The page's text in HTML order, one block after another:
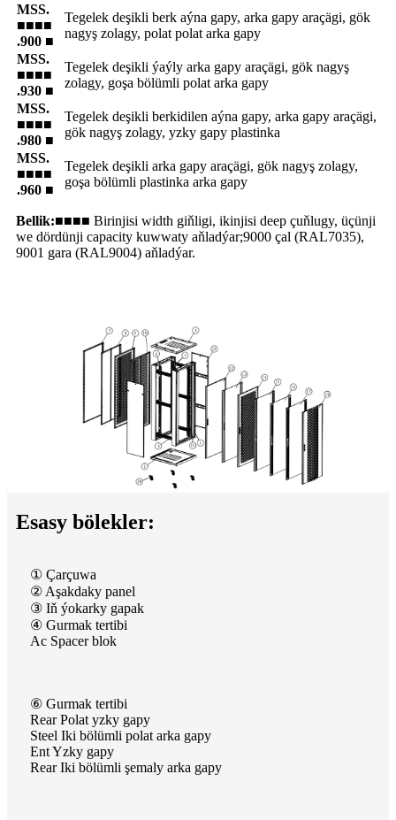
MSS.
■■■■
.900 ■
Tegelek deşikli berk aýna gapy, arka gapy araçägi, gök
nagyş zolagy, polat polat arka gapy
MSS.
■■■■
.930 ■
Tegelek deşikli ýaýly arka gapy araçägi, gök nagyş
zolagy, goşa bölümli polat arka gapy
MSS.
■■■■
.980 ■
Tegelek deşikli berkidilen aýna gapy, arka gapy araçägi,
gök nagyş zolagy, yzky gapy plastinka
MSS.
■■■■
.960 ■
Tegelek deşikli arka gapy araçägi, gök nagyş zolagy,
goşa bölümli plastinka arka gapy
Bellik:■■■■ Birinjisi width giňligi, ikinjisi deep çuňlugy, üçünji
we dördünji capacity kuwwaty aňladýar;9000 çal (RAL7035),
9001 gara (RAL9004) aňladýar.
Esasy bölekler:
① Çarçuwa
② Aşakdaky panel
③ Iň ýokarky gapak
④ Gurmak tertibi
Ac Spacer blok
⑥ Gurmak tertibi
Rear Polat yzky gapy
Steel Iki bölümli polat arka gapy
Ent Yzky gapy
Rear Iki bölümli şemaly arka gapy